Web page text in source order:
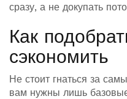
сразу, а не докупать
Как
сэкономить
Не стоит гнаться за
вам нужны лишь